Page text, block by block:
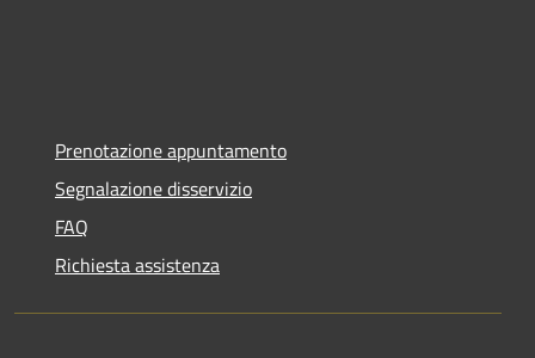
Prenotazione appuntamento
Segnalazione disservizio
FAQ
Richiesta assistenza